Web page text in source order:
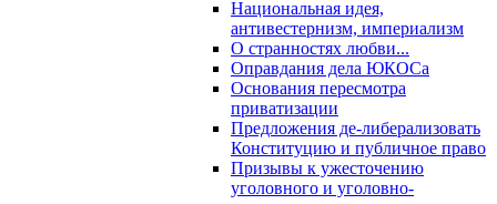
Национальная идея,
антивестернизм, империализм
О странностях любви...
Оправдания дела ЮКОСа
Основания пересмотра
приватизации
Предложения де-либерализовать
Конституцию и публичное право
Призывы к ужесточению
уголовного и уголовно-